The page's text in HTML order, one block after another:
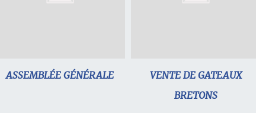
ASSEMBLÉE GÉNÉRALE
VENTE DE GATEAUX
BRETONS